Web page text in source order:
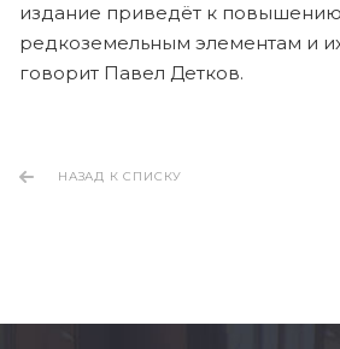
издание приведёт к
редкоземельным элементам и
говорит Павел Детков.
НАЗАД К СПИСКУ